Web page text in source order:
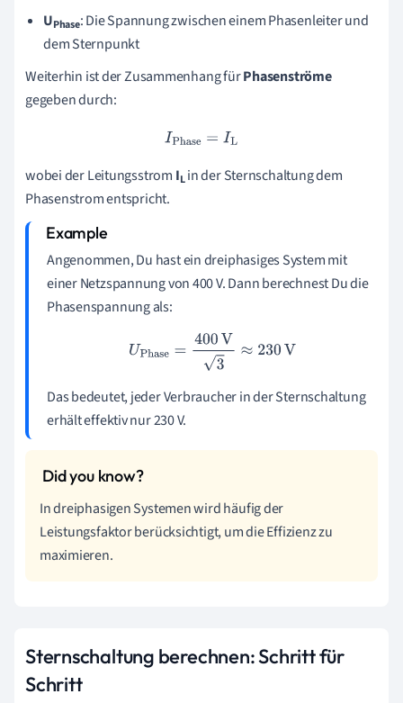
UPhase: Die Spannung zwischen einem Phasenleiter und
dem Sternpunkt
Weiterhin ist der Zusammenhang fürPhasenströme
gegeben durch:
IPhase= L
wobei der Leitungsstrom IL in der Sternschaltung dem
Phasenstrom entspricht.
Angenommen, Du hast ein dreiphasiges System mit
einer Netzspannung von 400 V. Dann berechnest Du die
Phasenspannung als:
Phase=400V3 ≈230V
Das bedeutet, jeder Verbraucher in der Sternschaltung
erhält effektiv nur 230 V.
In dreiphasigen Systemen wird häufig der
Leistungsfaktor berücksichtigt, um die Effizienz zu
maximieren.
Sternschaltung berechnen: Schritt für
Schritt